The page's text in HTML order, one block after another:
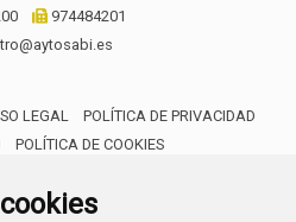
974484201
LEGAL
POLÍTICA DE PRIVACIDAD
POLÍTICA DE COOKIES